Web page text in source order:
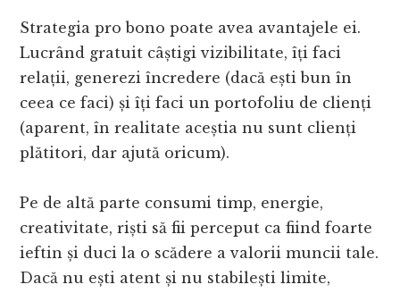
Strategia pro bono poate avea avantajele ei.
Lucrând gratuit câștigi vizibilitate, îți faci
relații, generezi încredere (dacă ești bun în
ceea ce faci) și îți faci un portofoliu de clienți
(aparent, în realitate aceștia nu sunt clienți
plătitori, dar ajută oricum).
Pe de altă parte consumi timp, energie,
creativitate, riști să fii perceput ca fiind foarte
ieftin și duci la o scădere a valorii muncii tale.
Dacă nu ești atent și nu stabilești limite,